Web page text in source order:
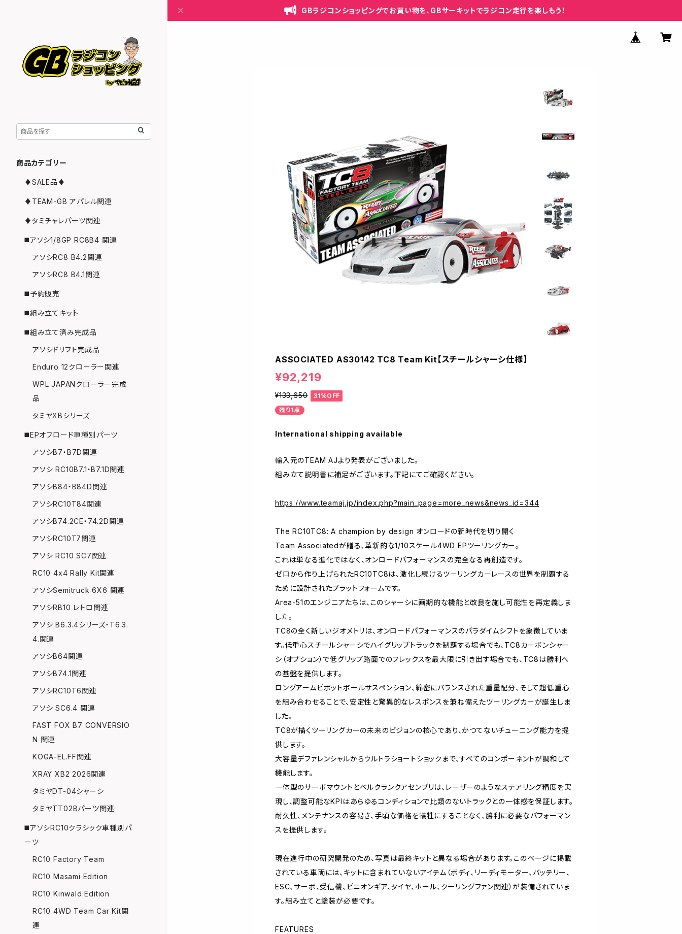
GBラジコンショッピングでお買い物を、GBサーキットでラジコン走行を楽しもう！
ASSOCIATED AS30142 TC8 Team Kit【スチールシャーシ仕様】
¥92,219
¥133,650
31%OFF
残り1点
International shipping available
輸入元のTEAM AJより発表がございました。
組み立て説明書に補足がございます。下記にてご確認ください。
https://www.teamaj.jp/index.php?main_page=more_news&news_id=344
The RC10TC8: A champion by design オンロードの新時代を切り開く
Team Associatedが贈る、革新的な1/10スケール4WD EPツーリングカー。
これは単なる進化ではなく、オンロードパフォーマンスの完全なる再創造です。
ゼロから作り上げられたRC10TC8は、激化し続けるツーリングカーレースの世界を制覇する
ために設計されたプラットフォームです。
Area-51のエンジニアたちは、このシャーシに画期的な機能と改良を施し可能性を再定義しま
した。
TC8の全く新しいジオメトリは、オンロードパフォーマンスのパラダイムシフトを象徴していま
す。低重心スチールシャーシでハイグリップトラックを制覇する場合でも、TC8カーボンシャー
シ（オプション）で低グリップ路面でのフレックスを最大限に引き出す場合でも、TC8は勝利へ
の基盤を提供します。
ロングアームピボットボールサスペンション、綿密にバランスされた重量配分、そして超低重心
を組み合わせることで、安定性と驚異的なレスポンスを兼ね備えたツーリングカーが誕生しま
した。
TC8が描くツーリングカーの未来のビジョンの核心であり、かつてないチューニング能力を提
供します。
大容量デファレンシャルからウルトラショートショックまで、すべてのコンポーネントが調和して
機能します。
一体型のサーボマウントとベルクランクアセンブリは、レーザーのようなステアリング精度を実
現し、調整可能なKPIはあらゆるコンディションで比類のないトラックとの一体感を保証します。
耐久性、メンテナンスの容易さ、手頃な価格を犠牲にすることなく、勝利に必要なパフォーマン
スを提供します。
現在進行中の研究開発のため、写真は最終キットと異なる場合があります。このページに掲載
されている車両には、キットに含まれていないアイテム（ボディ、リーディモーター、バッテリー、
ESC、サーボ、受信機、ピニオンギア、タイヤ、ホール、クーリングファン関連）が装備されていま
す。組み立てと塗装が必要です。
FEATURES
商品カテゴリー
♦︎SALE品♦︎
♦︎TEAM-GB アパレル関連
♦︎タミチャレパーツ関連
◼️アソシ1/8GP RC8B4 関連
アソシRC8 B4.2関連
アソシRC8 B4.1関連
◼️予約販売
◼️組み立てキット
◼️組み立て済み完成品
アソシドリフト完成品
Enduro 12クローラー関連
WPL JAPANクローラー完成
品
タミヤXBシリーズ
◼️EPオフロード車種別パーツ
アソシB7・B7D関連
アソシ RC10B7.1・B7.1D関連
アソシB84・B84D関連
アソシRC10T84関連
アソシB74.2CE・74.2D関連
アソシRC10T7関連
アソシ RC10 SC7関連
RC10 4x4 Rally Kit関連
アソシSemitruck 6X6 関連
アソシRB10 レトロ関連
アソシ B6.3.4シリーズ・T6.3.
4.関連
アソシB64関連
アソシB74.1関連
アソシRC10T6関連
アソシ SC6.4 関連
FAST FOX B7 CONVERSIO
N 関連
KOGA-EL.FF関連
XRAY XB2 2026関連
タミヤDT-04シャーシ
タミヤTT02Bパーツ関連
◼️アソシRC10クラシック車種別パ
ーツ
RC10 Factory Team
RC10 Masami Edition
RC10 Kinwald Edition
RC10 4WD Team Car Kit関
連